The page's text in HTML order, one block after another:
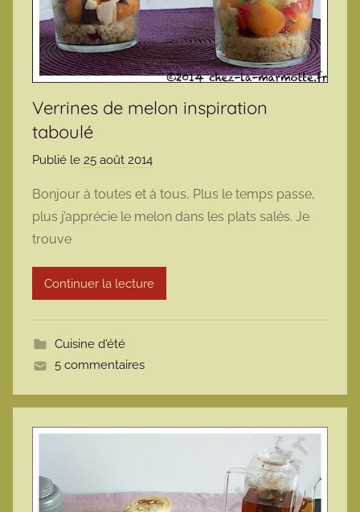
Verrines de melon inspiration
taboulé
Publié le 25 août 2014
r
m
r
m
Bonjour à toutes et à tous, Plus le temps passe,
plus j’apprécie le melon dans les plats salés. Je
trouve
Continuer la lecture
Cuisine d'été
5 commentaires